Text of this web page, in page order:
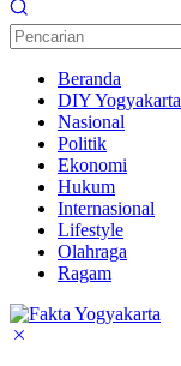
Beranda
DIY Yogyakarta
Nasional
Politik
Ekonomi
Hukum
Internasional
Lifestyle
Olahraga
Ragam